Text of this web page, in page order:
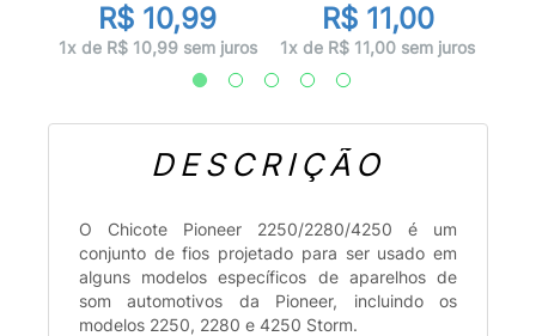
R$ 10,99
1x de R$ 10,99 sem juros
R$ 11,00
1x de R$ 11,00 sem juros
DESCRIÇÃO
O Chicote Pioneer 2250/2280/4250 é um
conjunto de fios projetado para ser usado em
alguns modelos específicos de aparelhos de
som automotivos da Pioneer, incluindo os
modelos 2250, 2280 e 4250 Storm.